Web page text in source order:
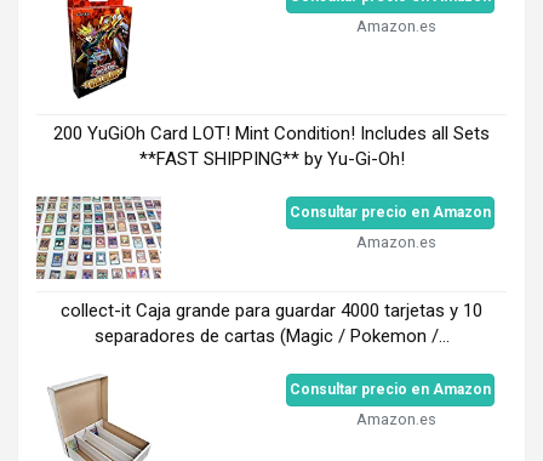
Amazon.es
200 YuGiOh Card LOT! Mint Condition! Includes all Sets
**FAST SHIPPING** by Yu-Gi-Oh!
Consultar precio en Amazon
Amazon.es
collect-it Caja grande para guardar 4000 tarjetas y 10
separadores de cartas (Magic / Pokemon /...
Consultar precio en Amazon
Amazon.es